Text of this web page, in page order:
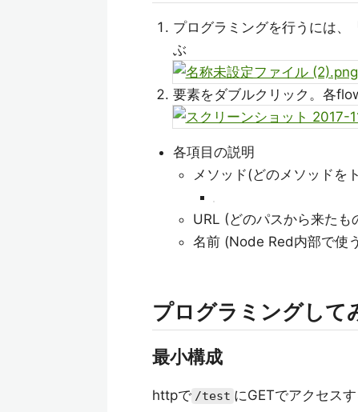
プログラミングを行うには
ぶ
要素をダブルクリック。各
各項目の説明
メソッド(どのメソッドを
URL (どのパスから来たも
名前 (Node Red内部で使
プログラミングして
最小構成
httpで /test にGETでアクセス